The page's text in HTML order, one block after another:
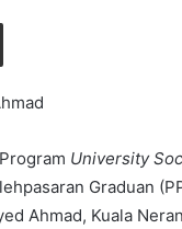
University
Graduan
Ahmad, Kuala